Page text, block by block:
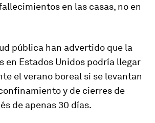
en las casas, no en
pública han advertido que la
en Estados Unidos podría llegar
el verano boreal si se levantan
y de cierres de
de apenas 30 días.